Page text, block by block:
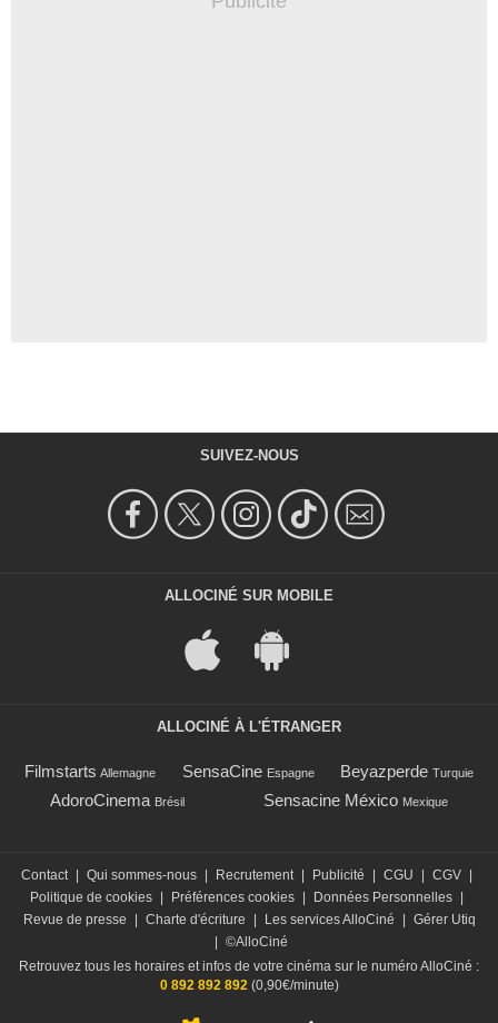
SUIVEZ-NOUS
ALLOCINÉ SUR MOBILE
ALLOCINÉ À L'ÉTRANGER
Filmstarts Allemagne SensaCine Espagne Beyazperde Turquie
AdoroCinema Brésil Sensacine México Mexique
Contact Qui sommes-nous Recrutement Publicité CGU CGV
Politique de cookies
Préférences cookies Données Personnelles
Revue de presse
Charte d'écriture Les services AlloCiné
Gérer Utiq
©AlloCiné
Retrouvez tous les horaires et infos de votre cinéma sur le numéro AlloCiné :
0 892 892 892(0,90€/minute)